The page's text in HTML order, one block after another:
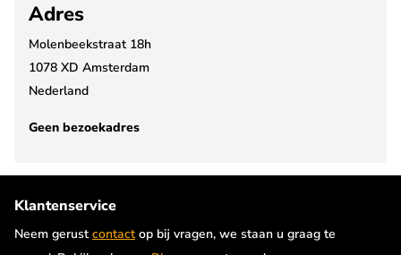
Adres
Molenbeekstraat 18h
1078 XD Amsterdam
Nederland
Geen bezoekadres
Klantenservice
Neem gerust contact op bij vragen, we staan u graag te